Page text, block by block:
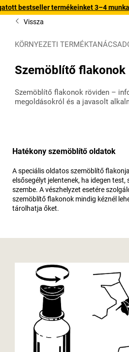
termékeinket 3–4 munkanapon
Vissza
KÖRNYEZETI
Szemöblítő flakonok
Szemöblítő flakonok röviden –
megoldásokról és a javasolt
Hatékony szemöblítő oldatok
A speciális oldatos szemöblítő
elsősegélyt jelentenek, ha idegen test,
szembe. A vészhelyzet esetére
szemöblítő flakonok mindig kéznél
tárolhatja őket.